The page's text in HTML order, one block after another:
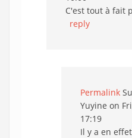
C'est tout à fait
reply
Permalink
Yuyine on
17:19
Il y a en